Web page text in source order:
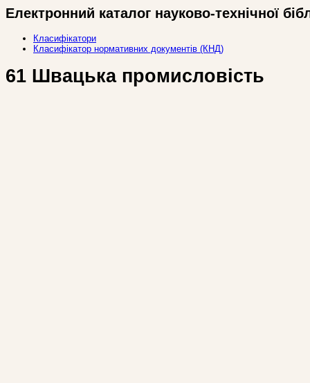
Електронний каталог науково-технічної
Класифікатори
Класифікатор нормативних документів (КНД)
61 Швацька промисловість